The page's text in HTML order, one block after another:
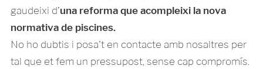
gaudeixi d’una reforma que acompleixi la nova
normativa de piscines.
No ho dubtis i posa't en contacte amb nosaltres per
tal que et fem un pressupost, sense cap compromís.